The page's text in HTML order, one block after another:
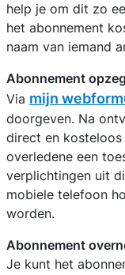
help je om dit zo
het abonnement
naam van iemand
Abonnement
Via mijn
doorgeven. Na
direct en
overledene een
verplichtingen uit
mobiele telefoon
worden.
Abonnement
Je kunt het